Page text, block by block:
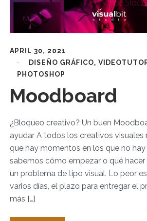
APRIL 30, 2021
DISEÑO GRÁFICO,
PHOTOSHOP
Moodboard
¿Bloqueo creativo? Un buen
ayudar A todos los creativos visuales
que hay momentos en los que no hay
sabemos cómo empezar o qué hacer
un problema de tipo visual. Lo peor
varios días, el plazo para entregar el
más […]